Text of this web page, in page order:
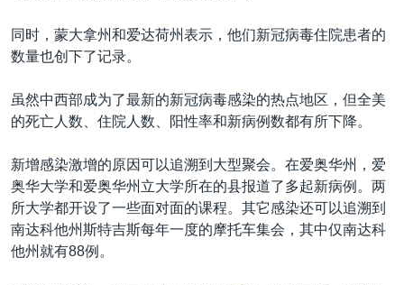
GEN Z 看美国
同时，蒙大拿州和爱达荷州表示，他们新冠病毒住院患者的
数量也创下了记录。
虽然中西部成为了最新的新冠病毒感染的热点地区，但全美
的死亡人数、住院人数、阳性率和新病例数都有所下降。
新增感染激增的原因可以追溯到大型聚会。在爱奥华州，爱
奥华大学和爱奥华州立大学所在的县报道了多起新病例。两
所大学都开设了一些面对面的课程。其它感染还可以追溯到
南达科他州斯特吉斯每年一度的摩托车集会，其中仅南达科
他州就有88例。